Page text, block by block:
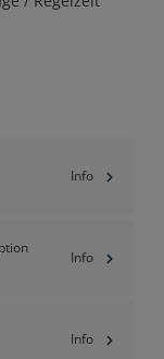
Info
Info
Info